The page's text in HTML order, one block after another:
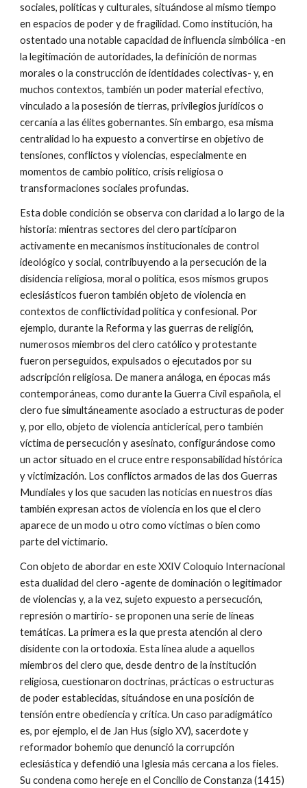
sociales, políticas y culturales, situándose al mismo tiempo
en espacios de poder y de fragilidad. Como institución, ha
ostentado una notable capacidad de influencia simbólica -en
la legitimación de autoridades, la definición de normas
morales o la construcción de identidades colectivas- y, en
muchos contextos, también un poder material efectivo,
vinculado a la posesión de tierras, privilegios jurídicos o
cercanía a las élites gobernantes. Sin embargo, esa misma
centralidad lo ha expuesto a convertirse en objetivo de
tensiones, conflictos y violencias, especialmente en
momentos de cambio político, crisis religiosa o
transformaciones sociales profundas.
Esta doble condición se observa con claridad a lo largo de la
historia: mientras sectores del clero participaron
activamente en mecanismos institucionales de control
ideológico y social, contribuyendo a la persecución de la
disidencia religiosa, moral o política, esos mismos grupos
eclesiásticos fueron también objeto de violencia en
contextos de conflictividad política y confesional. Por
ejemplo, durante la Reforma y las guerras de religión,
numerosos miembros del clero católico y protestante
fueron perseguidos, expulsados o ejecutados por su
adscripción religiosa. De manera análoga, en épocas más
contemporáneas, como durante la Guerra Civil española, el
clero fue simultáneamente asociado a estructuras de poder
y, por ello, objeto de violencia anticlerical, pero también
víctima de persecución y asesinato, configurándose como
un actor situado en el cruce entre responsabilidad histórica
y victimización. Los conflictos armados de las dos Guerras
Mundiales y los que sacuden las noticias en nuestros días
también expresan actos de violencia en los que el clero
aparece de un modo u otro como víctimas o bien como
parte del victimario.
Con objeto de abordar en este XXIV Coloquio Internacional
esta dualidad del clero -agente de dominación o legitimador
de violencias y, a la vez, sujeto expuesto a persecución,
represión o martirio- se proponen una serie de líneas
temáticas. La primera es la que presta atención al clero
disidente con la ortodoxia. Esta línea alude a aquellos
miembros del clero que, desde dentro de la institución
religiosa, cuestionaron doctrinas, prácticas o estructuras
de poder establecidas, situándose en una posición de
tensión entre obediencia y crítica. Un caso paradigmático
es, por ejemplo, el de Jan Hus (siglo XV), sacerdote y
reformador bohemio que denunció la corrupción
eclesiástica y defendió una Iglesia más cercana a los fieles.
Su condena como hereje en el Concilio de Constanza (1415)